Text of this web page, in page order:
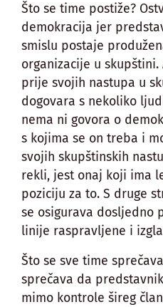
Što se time postiže?
demokracija jer
smislu postaje
organizacije u
prije svojih nastupa u
dogovara s nekoliko
nema ni govora o
s kojima se on treba i
svojih skupštinskih
rekli, jest onaj koji ima
poziciju za to. S druge
se osigurava dosljedno
linije raspravljene i
Što se sve time
sprečava da
mimo kontrole šireg